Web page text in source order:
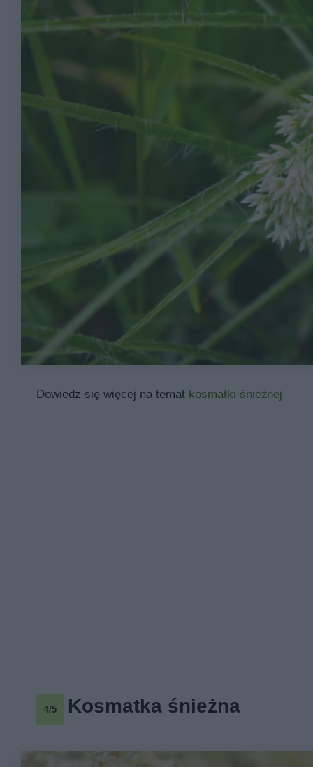
Dowiedz się więcej na temat kosmatki śnieżnej
4/5 Kosmatka śnieżna